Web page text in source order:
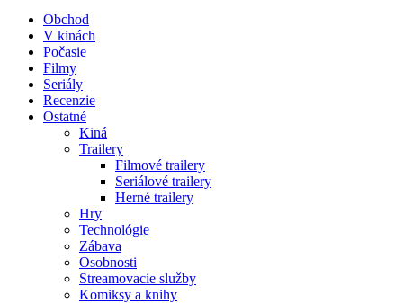
Obchod
V kinách
Počasie
Filmy
Seriály
Recenzie
Ostatné
Kiná
Trailery
Filmové trailery
Seriálové trailery
Herné trailery
Hry
Technológie
Zábava
Osobnosti
Streamovacie služby
Komiksy a knihy